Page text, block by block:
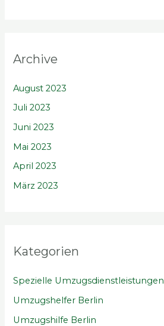
Archive
August 2023
Juli 2023
Juni 2023
Mai 2023
April 2023
März 2023
Kategorien
Spezielle Umzugsdienstleistungen
Umzugshelfer Berlin
Umzugshilfe Berlin